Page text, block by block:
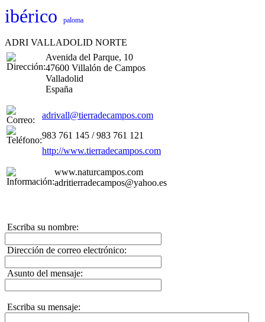
ibérico paloma
ADRI VALLADOLID NORTE
Avenida del Parque, 10
47600 Villalón de Campos
Valladolid
España
adrivall@tierradecampos.com
983 761 145 / 983 761 121
http://www.tierradecampos.com
www.naturcampos.com
adritierradecampos@yahoo.es
Escriba su nombre:
Dirección de correo electrónico:
Asunto del mensaje:
Escriba su mensaje: